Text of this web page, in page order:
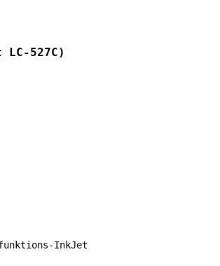
527C)
InkJet